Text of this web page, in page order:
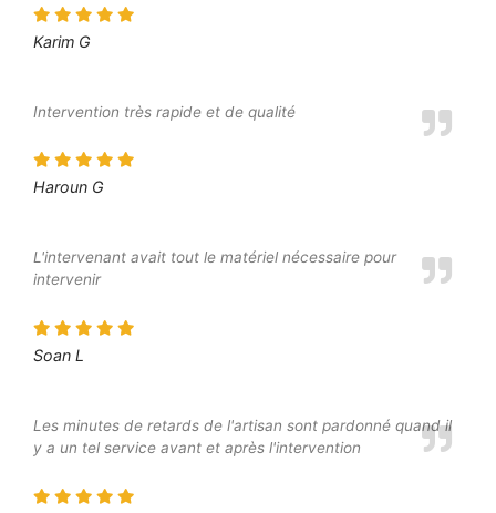
Karim G
Intervention très rapide et de qualité
Haroun G
L'intervenant avait tout le matériel nécessaire pour
intervenir
Soan L
Les minutes de retards de l'artisan sont pardonné quand il
y a un tel service avant et après l'intervention